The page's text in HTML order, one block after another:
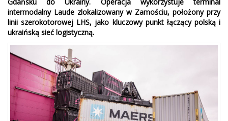
intermodalny Laude zlokalizowany w Zamościu, położony przy
linii szerokotorowej LHS, jako kluczowy punkt łączący polską i
ukraińską sieć logistyczną.